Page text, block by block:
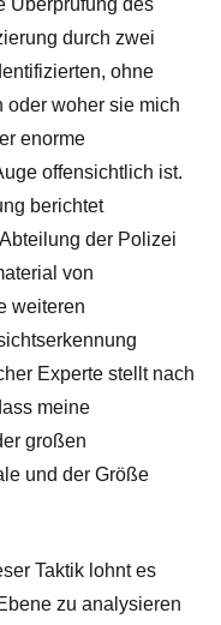
Überprüfung des
durch zwei
ohne
oder woher sie mich
enorme
offensichtlich ist.
berichtet
der Polizei
von
weiteren
Experte stellt nach
meine
großen
und der Größe
Taktik lohnt es
zu analysieren